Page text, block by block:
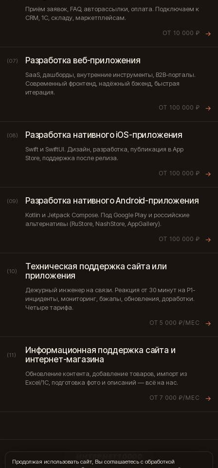
Приём заявок, FAQ, авторассылки, оплата. Подключаем к
CRM, 1С, складу, маркетплейсам.
ОТ 10 000 ₽ →
(07) Разработка веб-приложения
SaaS, дашборды, внутренние инструменты, B2B-порталы.
Современный фронтенд, надёжный бэкенд, быстрая
итерация.
ОТ 100 000 ₽ →
(08) Разработка нативного iOS-приложения
Swift и SwiftUI. Дизайн, разработка, публикация в App
Store, поддержка после релиза.
ОТ 100 000 ₽ →
(09) Разработка нативного Android-приложения
Kotlin и Jetpack Compose. Под Google Play и российские
альтернативы (RuStore, NashStore, AppGallery).
ОТ 100 000 ₽ →
(10)
Техническая поддержка сайта или
приложения
Дежурный инженер на связи. Реакция от 30 минут на P1-
инциденты, мониторинг, бэкапы, обновления, доработки.
Четыре тарифа.
ОТ 5 000 ₽/МЕС →
(11)
Информационная поддержка сайта и
интернет-магазина
Обновление контента, добавление товаров, импорт из
Excel/1С, подготовка фото и описаний — всё на нас.
ОТ 7 000 ₽/МЕС →
Продолжая использовать сайт, Вы соглашаетесь с обработкой